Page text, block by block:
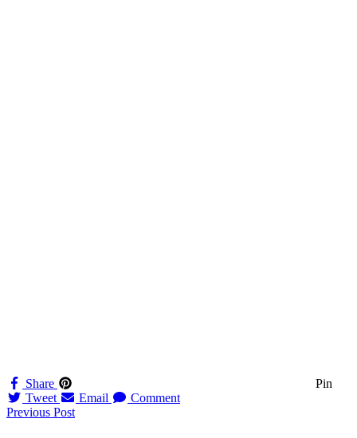
Share
Pin
Tweet
Email Comment
Navigation
Previous Post